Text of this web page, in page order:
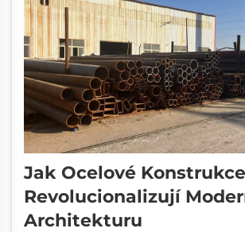
Jak Ocelové Konstrukce
Revolucionalizují
Architekturu